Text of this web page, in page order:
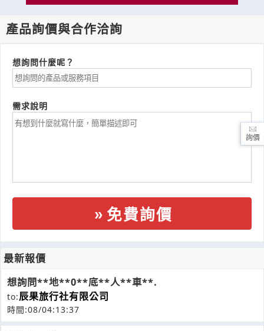
產品詢價與合作洽詢
想詢問什麼呢？
需求說明
免費詢價
最新報價
想詢問**地**0**底**人**車**.
to:辰果旅行社有限公司
時間:08/04:13:37
詢價